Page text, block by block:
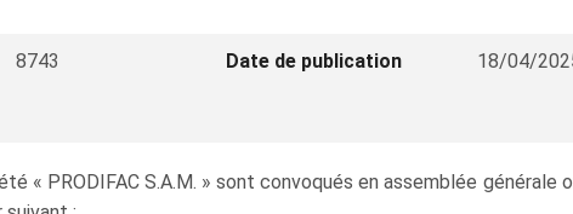
8743 Date de publication 18/04/
« PRODIFAC S.A.M. » sont convoqués en assemblée